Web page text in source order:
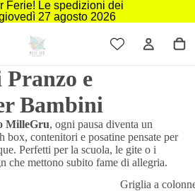
Ferie! Le spedizioni dei
27 agosto 2026
e
Bambini
MilleGru, ogni pausa diventa un
box, contenitori e posatine pensate per
Perfetti per la scuola, le gite o i
che mettono subito fame di allegria.
Griglia a